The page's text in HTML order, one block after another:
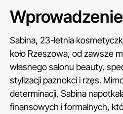
Wprowadzenie
Sabina, 23-letnia
koło Rzeszowa, od zawsze
własnego salonu beauty,
stylizacji paznokci i rzęs.
determinacji, Sabina
finansowych i formalnych,